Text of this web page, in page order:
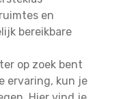
en
bereikbare
op zoek bent
ervaring, kun je